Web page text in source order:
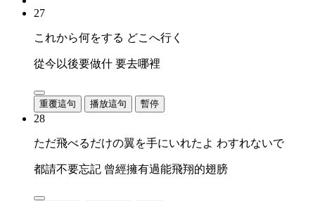
27
これから何をする どこへ行く
從今以後要做什 要去哪裡
重覆這句 播放這句 暫停
28
ただ飛べるだけの翼を手にいれたよ わすれないで
都請不要忘記 曾經擁有過能飛翔的翅膀